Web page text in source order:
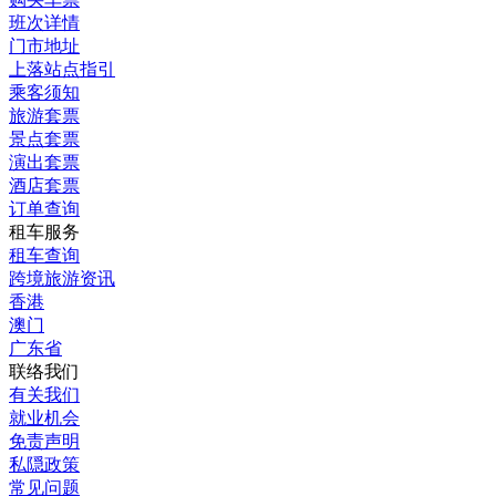
班次详情
门市地址
上落站点指引
乘客须知
旅游套票
景点套票
演出套票
酒店套票
订单查询
租车服务
租车查询
跨境旅游资讯
香港
澳门
广东省
联络我们
有关我们
就业机会
免责声明
私隠政策
常见问题